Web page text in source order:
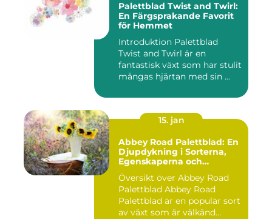
Palettblad Twist and Twirl:
En Färgsprakande Favorit
för Hemmet
Introduktion Palettblad
Twist and Twirl är en
fantastisk växt som har stulit
mångas hjärtan med sin ...
15. jan
Abbey Road Palettblad: En
Djupdykning i Sorterna,
Egenskaperna och
Historien
Översikt över Abbey Road
Palettblad Abbey Road
Palettblad är en populär sort
av växt som är välkänd...